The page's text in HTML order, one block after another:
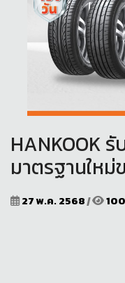
HANKOOK
มาตรฐานให
27 พ.ค. 2568|